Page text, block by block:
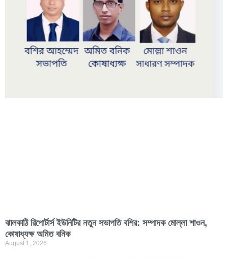
ঝালকাঠি রিপোর্টার্স ইউনিটির নতুন সভাপতি বশির: সম্পাদক মোল্লা শাওন,
কোষাধ্যক্ষ অ‌মিত ব‌নিক
August 1, 2026